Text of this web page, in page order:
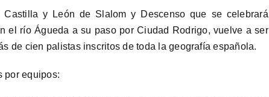
Castilla y León de Slalom y Descenso que se celebrará
el río Águeda a su paso por Ciudad Rodrigo, vuelve a ser
de cien palistas inscritos de toda la geografía española.
por equipos: